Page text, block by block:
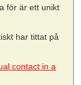
för är ett unikt
har tittat på
contact in a